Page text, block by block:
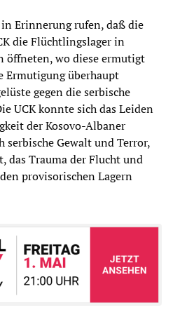
Erinnerung rufen, daß die
die Flüchtlingslager in
öffneten, wo diese ermutigt
Ermutigung überhaupt
gegen die serbische
UCK konnte sich das Leiden
der Kosovo-Albaner
serbische Gewalt und Terror,
das Trauma der Flucht und
provisorischen Lagern